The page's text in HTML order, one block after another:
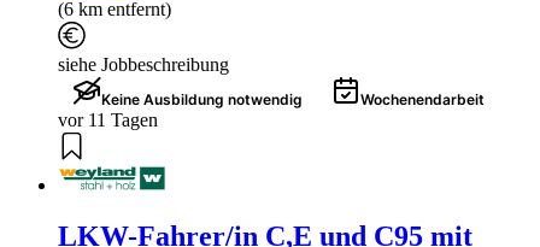
(6 km entfernt)
siehe Jobbeschreibung
Keine Ausbildung notwendig Wochenendarbeit
vor 11 Tagen
LKW-Fahrer/in C,E und C95 mit